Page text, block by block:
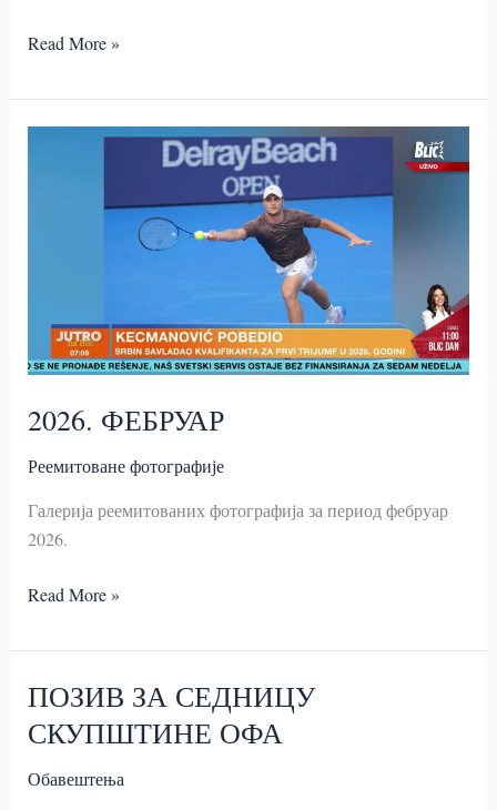
2026.
Read More »
2026. ФЕБРУАР
Реемитоване фотографије
Галерија реемитованих фотографија за период фебруар
2026.
2026.
Read More »
ПОЗИВ ЗА СЕДНИЦУ
СКУПШТИНЕ ОФА
Обавештења